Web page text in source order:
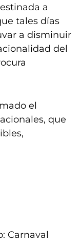
a
tales días
a disminuir
del
el
que
Carnaval